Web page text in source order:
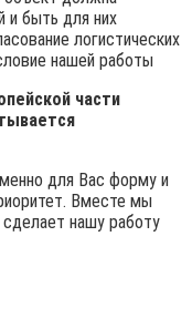
и быть для них
логистических
нашей работы
части
для Вас форму и
Вместе мы
нашу работу